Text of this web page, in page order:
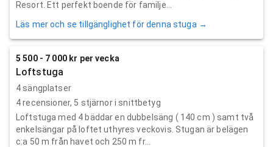
Resort. Ett perfekt boende för familje...
Läs mer och se tillgänglighet för denna stuga →
5 500 - 7 000 kr per vecka
Loftstuga
4 sängplatser
4recensioner, 5 stjärnor i snittbetyg
Loftstuga med 4 bäddar en dubbelsäng ( 140 cm ) samt två
enkelsängar på loftet uthyres veckovis. Stugan är belägen
c:a 50 m från havet och 250 m fr...